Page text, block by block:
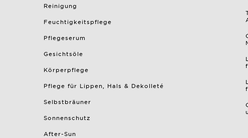
Reinigung
Feuchtigkeitspflege
Pflegeserum
Gesichtsöle
Körperpflege
Pflege für Lippen, Hals & Dekolleté
Selbstbräuner
Sonnenschutz
After-Sun